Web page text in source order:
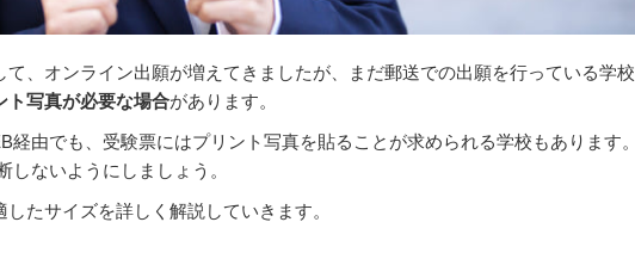
て、オンライン出願が増えてきましたが、まだ郵送での出願を行っている学校
ト写真が必要な場合があります。
経由でも、受験票にはプリント写真を貼ることが求められる学校もあります。
ないようにしましょう。
たサイズを詳しく解説していきます。